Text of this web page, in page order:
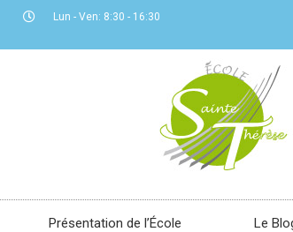
Lun - Ven: 8:30 - 16:30
Présentation de l’École Le